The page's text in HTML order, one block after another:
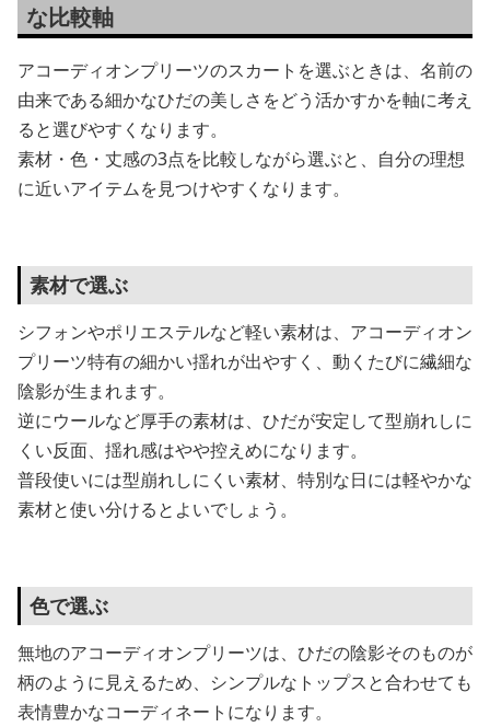
な比較軸
アコーディオンプリーツのスカートを選ぶときは、名前の
由来である細かなひだの美しさをどう活かすかを軸に考え
ると選びやすくなります。
素材・色・丈感の3点を比較しながら選ぶと、自分の理想
に近いアイテムを見つけやすくなります。
素材で選ぶ
シフォンやポリエステルなど軽い素材は、アコーディオン
プリーツ特有の細かい揺れが出やすく、動くたびに繊細な
陰影が生まれます。
逆にウールなど厚手の素材は、ひだが安定して型崩れしに
くい反面、揺れ感はやや控えめになります。
普段使いには型崩れしにくい素材、特別な日には軽やかな
素材と使い分けるとよいでしょう。
色で選ぶ
無地のアコーディオンプリーツは、ひだの陰影そのものが
柄のように見えるため、シンプルなトップスと合わせても
表情豊かなコーディネートになります。